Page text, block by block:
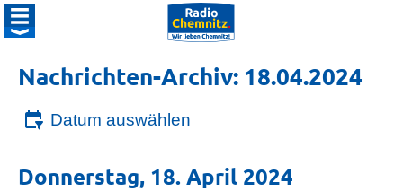
Nachrichten-Archiv: 18.04.2024
Datum auswählen
Donnerstag, 18. April 2024